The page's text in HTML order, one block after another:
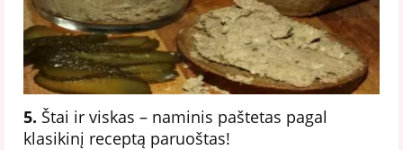
5. Štai ir viskas – naminis paštetas pagal
klasikinį receptą paruoštas!